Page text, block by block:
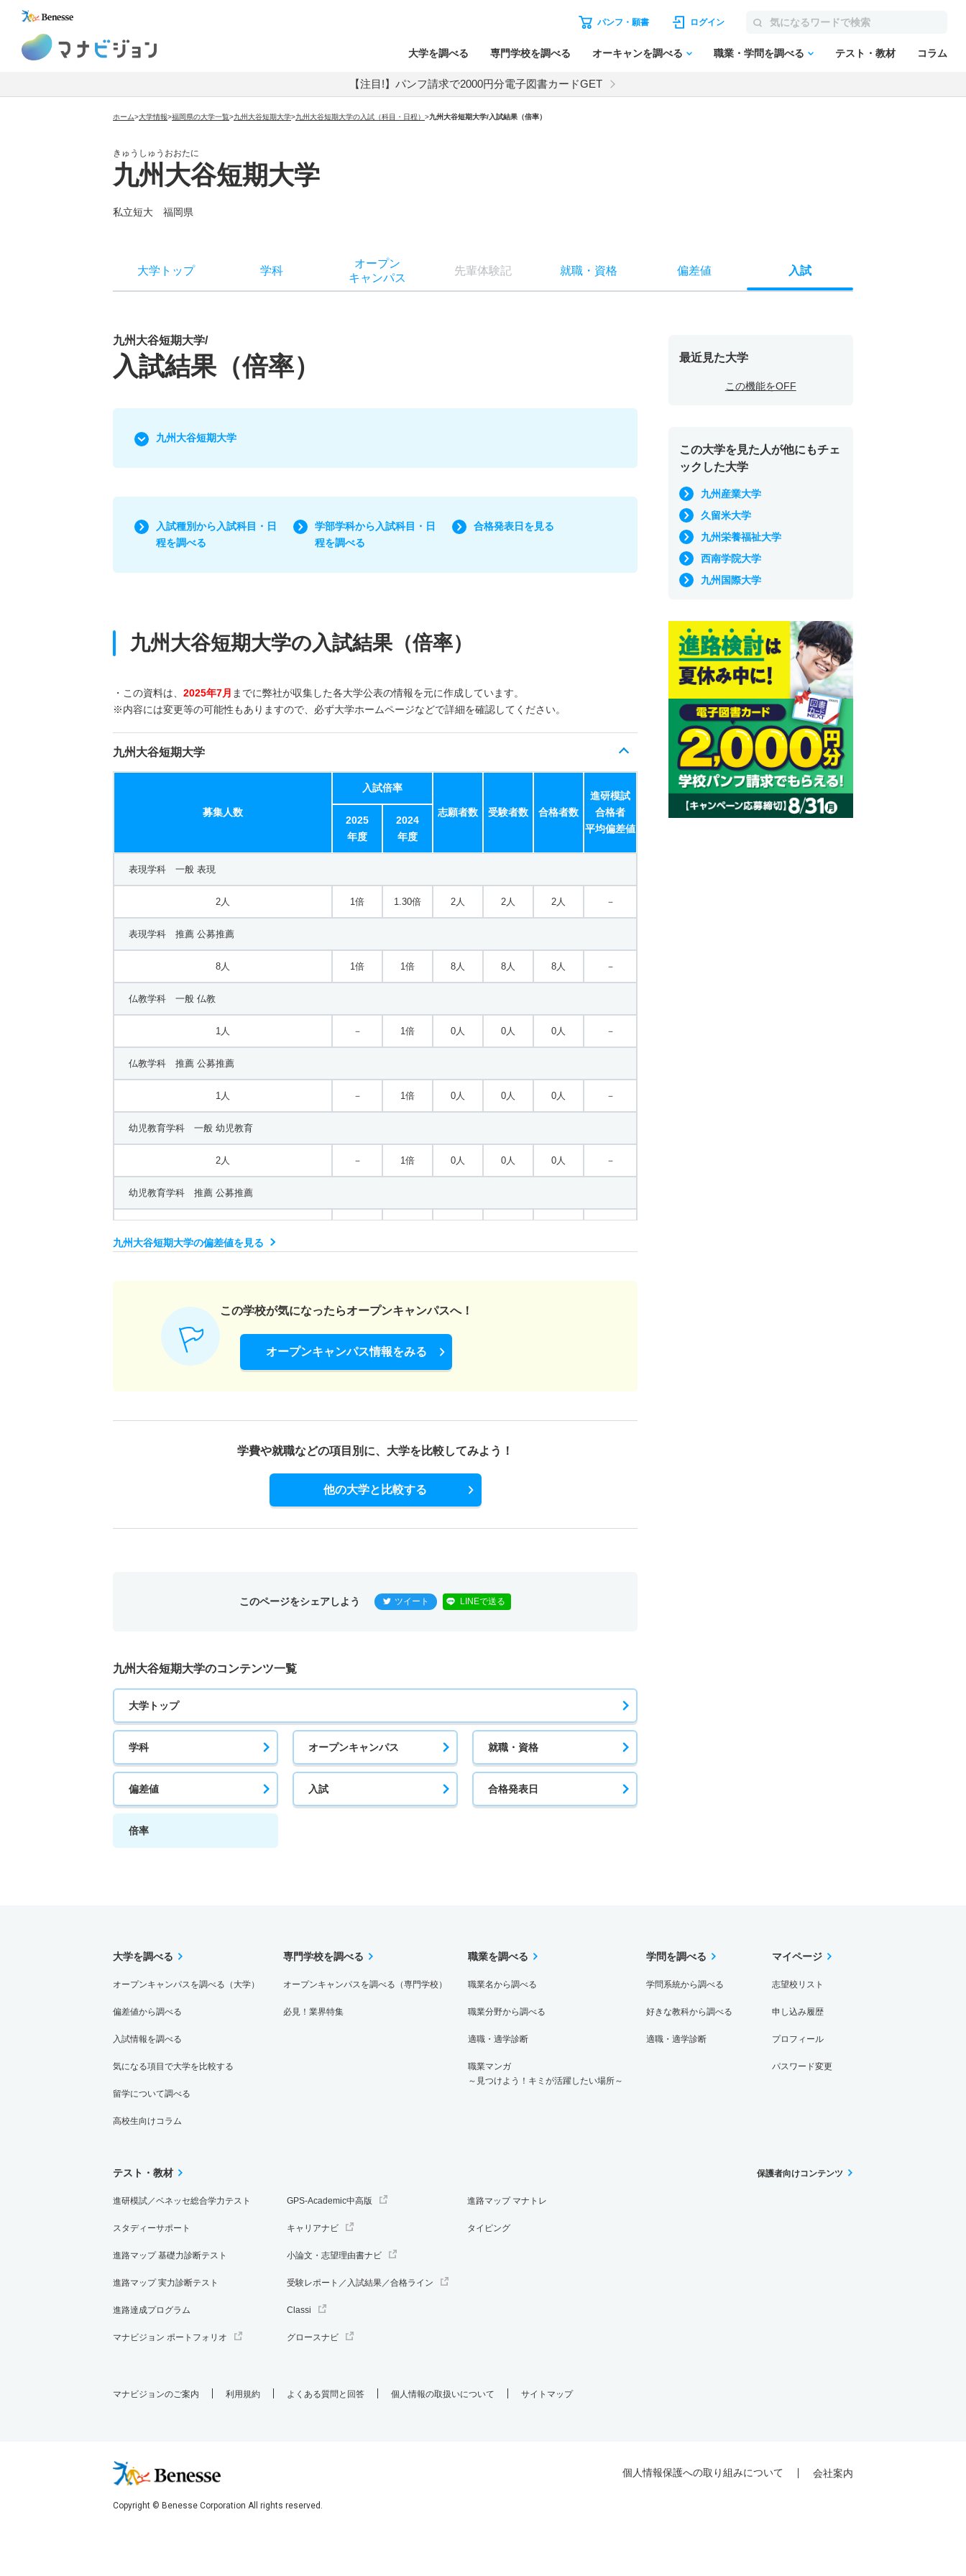
パンフ・願書 ログイン
大学を調べる 専門学校を調べる オーキャンを調べる 職業・学問を調べる テスト・教材 コラム
【注目!】パンフ請求で2000円分電子図書カードGET
ホーム>大学情報>福岡県の大学一覧>九州大谷短期大学>九州大谷短期大学の入試（科目・日程） >九州大谷短期大学/入試結果（倍率）
きゅうしゅうおおたに
九州大谷短期大学
私立短大 福岡県
大学トップ 学科
オープン
キャンパス
先輩体験記 就職・ 資格 偏差値 入試
九州大谷短期大学/
入試結果（倍率）
九州大谷短期大学
入試種別から入試科目・日
程を調べる
学部学科から入試科目・日
程を調べる
合格発表日を見る
九州大谷短期大学の入試結果（倍率）
・この資料は、 2025年7月 までに弊社が収集した各大学公表の情報を元に作成しています。
※内容には変更等の可能性もありますので、必ず大学ホームページなどで詳細を確認してください。
九州大谷短期大学
募集人数
入試倍率
志願者数 受験者数 合格者数
進研模試
合格者
平均偏差値
2025
年度
2024
年度
表現学科 一般 表現
2人 1倍 1.30倍 2人 2人 2人 －
表現学科 推薦 公募推薦
8人 1倍 1倍 8人 8人 8人 －
仏教学科 一般 仏教
1人 － 1倍 0人 0人 0人 －
仏教学科 推薦 公募推薦
1人 － 1倍 0人 0人 0人 －
幼児教育学科 一般 幼児教育
2人 － 1倍 0人 0人 0人 －
幼児教育学科 推薦 公募推薦
九州大谷短期大学の偏差値を見る
この学校が気になったらオープンキャンパスへ！
オープンキャンパス情報をみる
学費や就職などの項目別に、 大学を比較してみよう！
他の大学と比較する
このページをシェアしよう ツイート LINEで送る
九州大谷短期大学のコンテンツ一覧
大学トップ
学科 オープンキャンパス 就職・資格
偏差値 入試 合格発表日
倍率
最近見た大学
この機能をOFF
この大学を見た人が他にもチェ
ックした大学
九州産業大学
久留米大学
九州栄養福祉大学
西南学院大学
九州国際大学
大学を調べる
オープンキャンパスを調べる（大学）
偏差値から調べる
入試情報を調べる
気になる項目で大学を比較する
留学について調べる
高校生向けコラム
専門学校を調べる
オープンキャンパスを調べる（専門学校）
必見！業界特集
職業を調べる
職業名から調べる
職業分野から調べる
適職・適学診断
職業マンガ
～見つけよう！キミが活躍したい場所～
学問を調べる
学問系統から調べる
好きな教科から調べる
適職・適学診断
マイページ
志望校リスト
申し込み履歴
プロフィール
パスワード変更
テスト・教材
進研模試／ベネッセ総合学力テスト
スタディーサポート
進路マップ 基礎力診断テスト
進路マップ 実力診断テスト
進路達成プログラム
マナビジョン ポートフォリオ
GPS-Academic中高版
キャリアナビ
小論文・志望理由書ナビ
受験レポート／入試結果／合格ライン
Classi
グロースナビ
進路マップ マナトレ
タイピング
保護者向けコンテンツ
マナビジョンのご案内 利用規約 よくある質問と回答 個人情報の取扱いについて サイトマップ
個人情報保護への取り組みについて 会社案内
Copyright © Benesse Corporation All rights reserved.